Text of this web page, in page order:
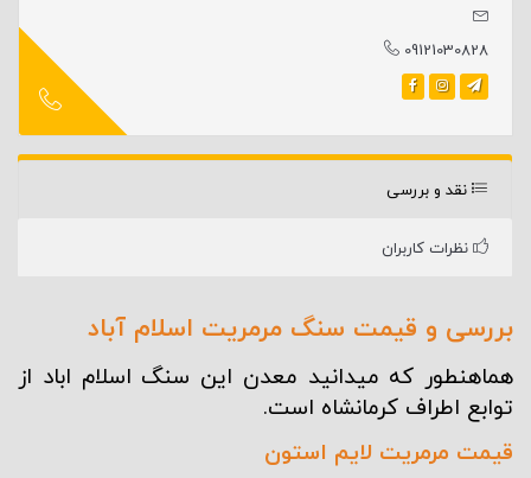
09121030828
نقد و بررسی
نظرات کاربران
بررسی و قیمت سنگ مرمریت اسلام آباد
هماهنطور که میدانید معدن این سنگ اسلام اباد از
توابع اطراف کرمانشاه است.
قیمت مرمریت لایم استون